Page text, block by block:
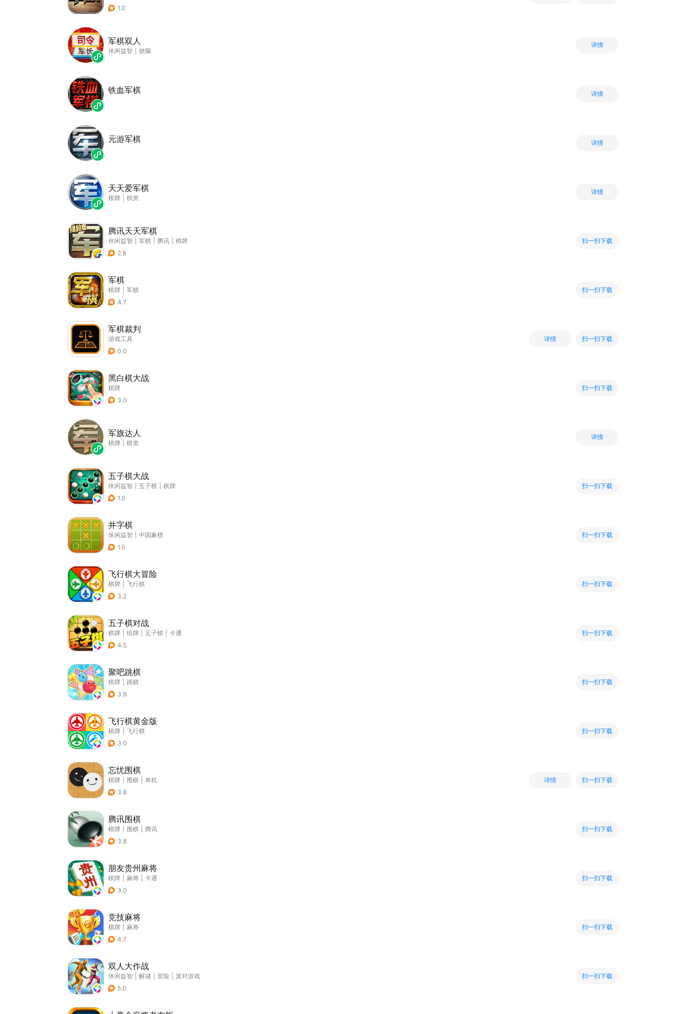
1.0
军棋双人
休闲益智 烧脑
详情
铁血军棋 详情
元游军棋 详情
天天爱军棋
棋牌 棋类
详情
腾讯天天军棋
休闲益智 军棋 腾讯
棋牌
2.8
扫一扫下载
军棋
棋牌
军棋
4.7
扫一扫下载
军棋裁判
游戏工具
0.0
详情 扫一扫下载
黑白棋大战
棋牌
3.0
扫一扫下载
军旗达人
棋牌 棋类
详情
五子棋大战
休闲益智 五子棋
棋牌
1.0
扫一扫下载
井字棋
休闲益智
中国象棋
1.0
扫一扫下载
飞行棋大冒险
棋牌
飞行棋
3.2
扫一扫下载
五子棋对战
棋牌 纸牌 五子棋
卡通
4.5
扫一扫下载
聚吧跳棋
棋牌
跳棋
3.9
扫一扫下载
飞行棋黄金版
棋牌
飞行棋
3.0
扫一扫下载
忘忧围棋
棋牌 围棋
单机
3.8
详情 扫一扫下载
腾讯围棋
棋牌 围棋
腾讯
3.8
扫一扫下载
朋友贵州麻将
棋牌 麻将
卡通
3.0
扫一扫下载
竞技麻将
棋牌
麻将
4.7
扫一扫下载
双人大作战
休闲益智 解谜 冒险
派对游戏
5.0
扫一扫下载